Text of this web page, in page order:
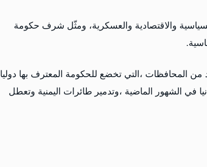
والاقتصادية والعسكرية، ومثّل شرف حكومة
من المحافظات ،التي تخضع للحكومة المعترف بها دوليا
في الشهور الماضية ،وتدمير طائرات اليمنية وتعطل